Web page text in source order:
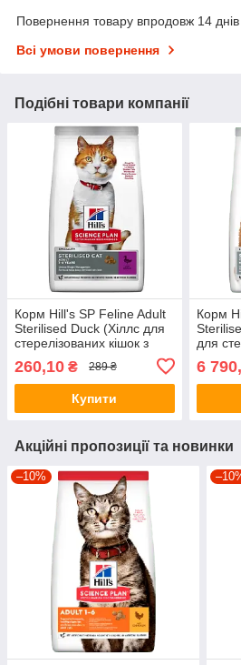
Повернення товару впродовж 14
Всі умови повернення
Подібні товари компанії
Корм Hill's SP Feline Adult
Sterilised Duck (Хіллс для
стерелізованих кішок з
260,10 ₴ 289 ₴
Купити
Корм
для
6
Акційні пропозиції та новинки
–10%